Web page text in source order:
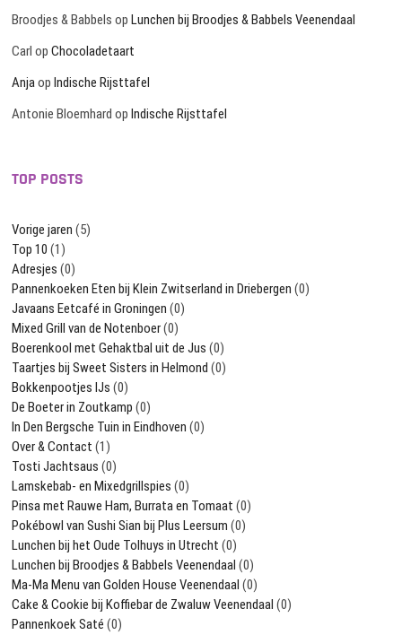
Broodjes & Babbels opLunchen bij Broodjes & Babbels Veenendaal
Carl opChocoladetaart
AnjaopIndische Rijsttafel
Antonie Bloemhard opIndische Rijsttafel
TOP POSTS
Vorige jaren (5)
Top 10 (1)
Adresjes (0)
Pannenkoeken Eten bij Klein Zwitserland in Driebergen (0)
Javaans Eetcafé in Groningen (0)
Mixed Grill van de Notenboer(0)
Boerenkool met Gehaktbal uit de Jus (0)
Taartjes bij Sweet Sisters in Helmond (0)
Bokkenpootjes IJs (0)
De Boeter in Zoutkamp (0)
In Den Bergsche Tuin in Eindhoven (0)
Over & Contact (1)
Tosti Jachtsaus (0)
Lamskebab- en Mixedgrillspies (0)
Pinsa met Rauwe Ham, Burrata en Tomaat (0)
Pokébowl van Sushi Sian bij Plus Leersum (0)
Lunchen bij het Oude Tolhuys in Utrecht (0)
Lunchen bij Broodjes & Babbels Veenendaal (0)
Ma-Ma Menu van Golden House Veenendaal (0)
Cake & Cookie bij Koffiebar de Zwaluw Veenendaal (0)
Pannenkoek Saté (0)